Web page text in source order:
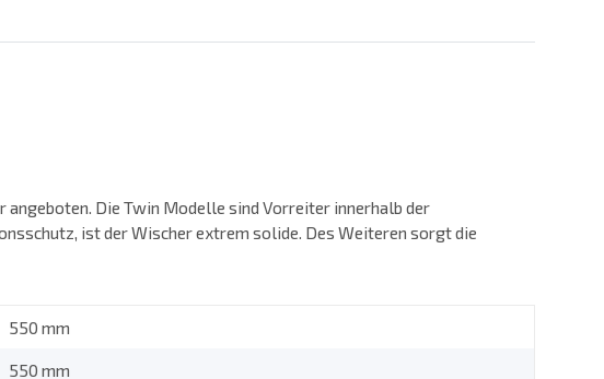
Die Twin Modelle sind Vorreiter innerhalb der
ist der Wischer extrem solide. Des Weiteren sorgt die
550 mm
550 mm